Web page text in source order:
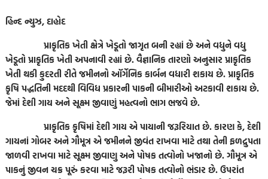
હિન્દ ન્યુઝ, દાહોદ
પ્રાકૃતિક ખેતી ક્ષેત્રે ખેડૂતો જાગૃત બની રહ્યાં છે અને વધુને વધુ
ખેડૂતો પ્રાકૃતિક ખેતી અપનાવી રહ્યાં છે. વૈજ્ઞાનિક તારણો અનુસાર પ્રાકૃતિક
ખેતી થકી કુદરતી રીતે જમીનનો ઑર્ગેનિક કાર્બન વધારી શકાય છે. પ્રાકૃતિક
કૃષિ પદ્ધતિની મદદથી વિવિધ પ્રકારની પાકની બીમારીઓ અટકાવી શકાય છે.
જેમાં દેશી ગાય અને સૂક્ષ્મ જીવાણું મહત્વનો ભાગ ભજવે છે.
પ્રાકૃતિક કૃષિમાં દેશી ગાય એ પાયાની જરૂરિયાત છે. કારણ કે, દેશી
ગાયનાં ગોબર અને ગૌમૂત્ર એ જમીનને જીવંત રાખવા માટે તથા તેની ફળદ્રુપતા
જાળવી રાખવા માટે સૂક્ષ્મ જીવાણુ અને પોષક તત્વોનો ખજાનો છે. ગૌમૂત્ર એ
પાકનું જીવન ચક્ર પૂરું કરવા માટે જરૂરી પોષક તત્વોનો ભંડાર છે. ઉપરાંત